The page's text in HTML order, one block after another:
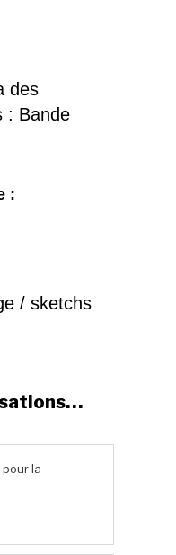
des
: Bande
:
/ sketchs
la